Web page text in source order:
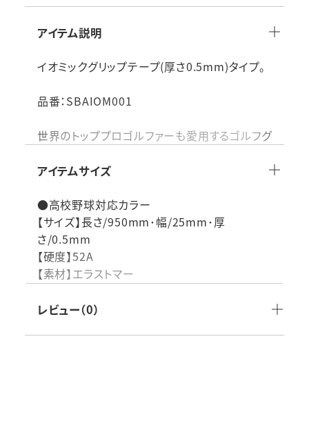
アイテム説明
イオミックグリップテープ(厚さ0.5mm)タイプ。
品番：SBAIOM001
世界のトッププロゴルファーも愛用するゴルフグ
した野球用グリップテープ。
【吸い付くようなフィット感】
ゴムのような弾性を持つ樹脂「エラストマー」素
材を野球界で初めて使用したグリップ。 グリッ
プテープの「厚さ」だけではなく、柔らかさや弾
性、硬度の調整ができることにより、独自の粘り
アイテムサイズ
●高校野球対応カラー
【サイズ】長さ/950mm･幅/25mm･厚
さ/0.5mm
【硬度】52A
【素材】エラストマー
生産国：日本製
レビュー（0）